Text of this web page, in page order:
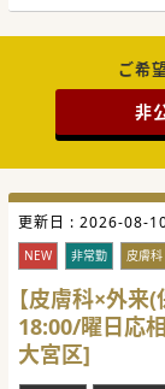
ご希
非
更新日 : 2026-08-
NEW 非常勤 皮膚科
【皮膚科×外
18:00/曜日応
大宮区]